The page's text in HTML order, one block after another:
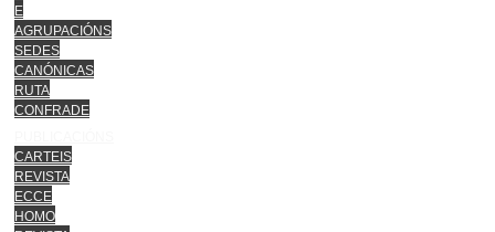
E
AGRUPACIÓNS
SEDES
CANÓNICAS
RUTA
CONFRADE
CARTEIS
REVISTA
ECCE
HOMO